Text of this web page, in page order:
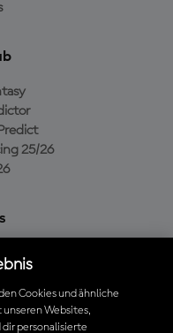
25/26
Cookies und ähnliche
Websites,
personalisierte